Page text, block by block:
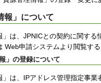
報」について
」は、JPNICとの契約に関す
Web申請システムより閲覧する
」の登録について
」は、IPアドレス管理指定事